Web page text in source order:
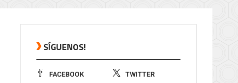
SÍGUENOS!
FACEBOOK TWITTER